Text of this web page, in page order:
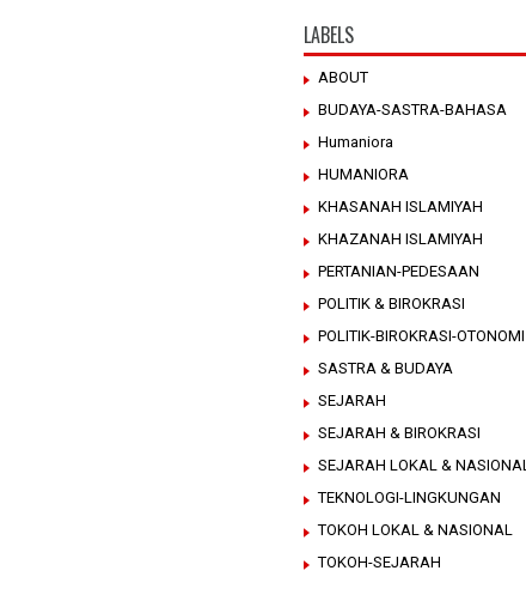
LABELS
ABOUT
BUDAYA-SASTRA-BAHASA
Humaniora
HUMANIORA
KHASANAH ISLAMIYAH
KHAZANAH ISLAMIYAH
PERTANIAN-PEDESAAN
POLITIK & BIROKRASI
POLITIK-BIROKRASI-OTONOMI
SASTRA & BUDAYA
SEJARAH
SEJARAH & BIROKRASI
SEJARAH LOKAL & NASIONAL
TEKNOLOGI-LINGKUNGAN
TOKOH LOKAL & NASIONAL
TOKOH-SEJARAH